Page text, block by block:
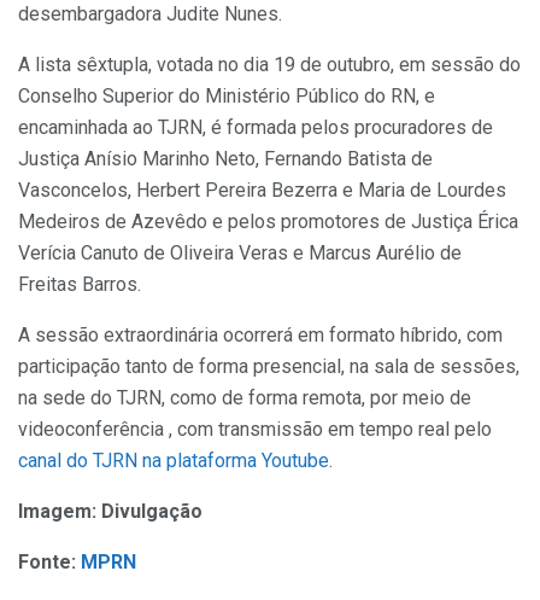
desembargadora Judite Nunes.
A lista sêxtupla, votada no dia 19 de outubro, em sessão do
Conselho Superior do Ministério Público do RN, e
encaminhada ao TJRN, é formada pelos procuradores de
Justiça Anísio Marinho Neto, Fernando Batista de
Vasconcelos, Herbert Pereira Bezerra e Maria de Lourdes
Medeiros de Azevêdo e pelos promotores de Justiça Érica
Verícia Canuto de Oliveira Veras e Marcus Aurélio de
Freitas Barros.
A sessão extraordinária ocorrerá em formato híbrido, com
participação tanto de forma presencial, na sala de sessões,
na sede do TJRN, como de forma remota, por meio de
videoconferência , com transmissão em tempo real pelo
canal do TJRN na plataforma Youtube.
Imagem: Divulgação
Fonte: MPRN